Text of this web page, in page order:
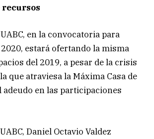
en la convocatoria para
estará ofertando la misma
del 2019, a pesar de la crisis
que atraviesa la Máxima Casa de
en las participaciones
Daniel Octavio Valdez